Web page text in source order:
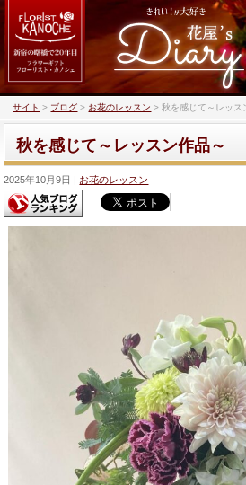
サイト > ブログ >お花のレッスン >秋を感じて～レッス
秋を感じて～レッスン作品～
2025年10月9日 お花のレッスン